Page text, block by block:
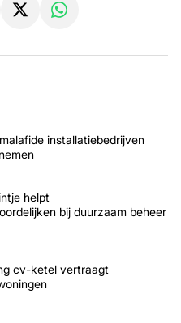
installatiebedrijven
helpt
bij duurzaam beheer
cv-ketel vertraagt